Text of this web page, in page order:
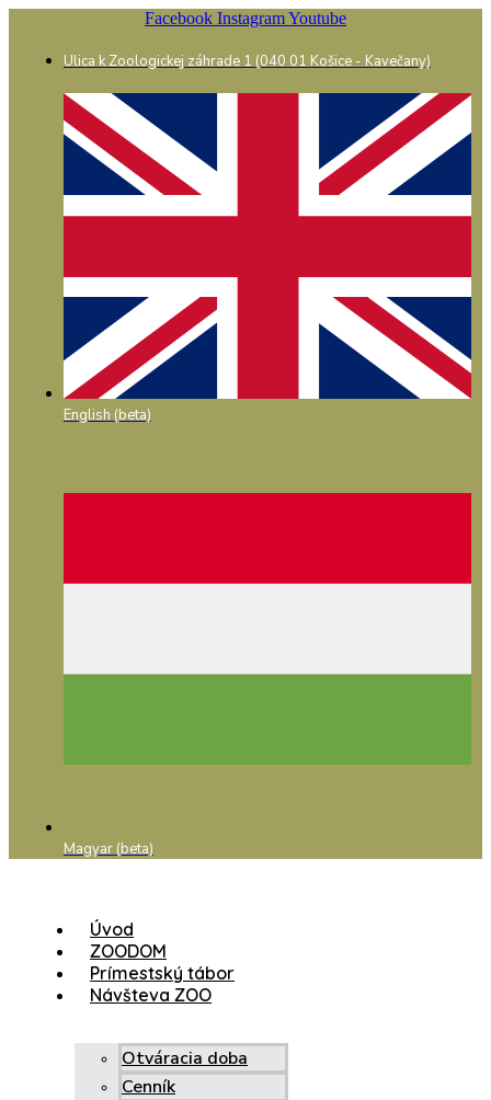
obsah
Facebook InstagramYoutube
Ulica k Zoologickej záhrade 1 (040 01 Košice - Kavečany)
English (beta)
Magyar (beta)
Úvod
ZOODOM
Prímestský tábor
Návšteva ZOO
Otváracia doba
Cenník